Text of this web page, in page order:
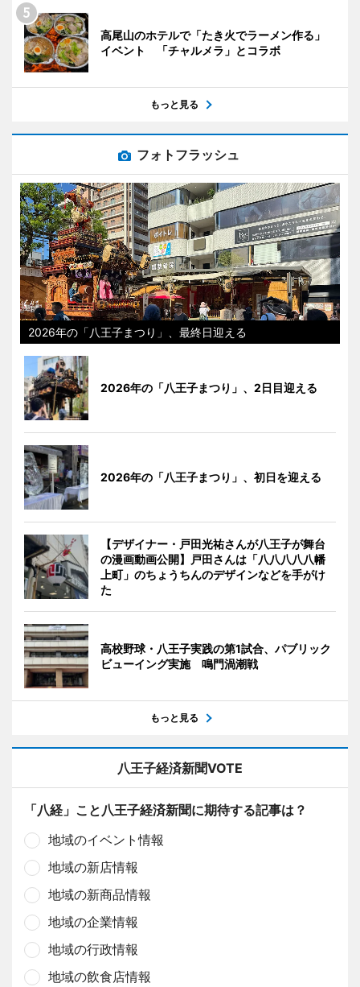
高尾山のホテルで「たき火でラーメン作る」
イベント 「チャルメラ」とコラボ
もっと見る
フォトフラッシュ
2026年の「八王子まつり」、最終日迎える
2026年の「八王子まつり」、2日目迎える
2026年の「八王子まつり」、初日を迎える
【デザイナー・戸田光祐さんが八王子が舞台
の漫画動画公開】戸田さんは「八八八八八幡
上町」のちょうちんのデザインなどを手がけ
た
高校野球・八王子実践の第1試合、パブリック
ビューイング実施 鳴門渦潮戦
もっと見る
八王子経済新聞VOTE
「八経」こと八王子経済新聞に期待する記事は？
地域のイベント情報
地域の新店情報
地域の新商品情報
地域の企業情報
地域の行政情報
地域の飲食店情報